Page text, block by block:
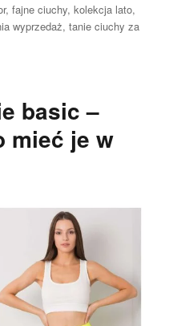
,fajne ciuchy,kolekcja lato,
wyprzedaż,tanie ciuchy za
basic –
mieć je w